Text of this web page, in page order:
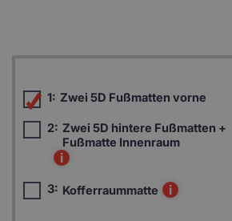
1: Zwei 5D Fußmatten vorne
2: Zwei 5D hintere Fußmatten +
Fußmatte Innenraum
i
3: Kofferraummatte i